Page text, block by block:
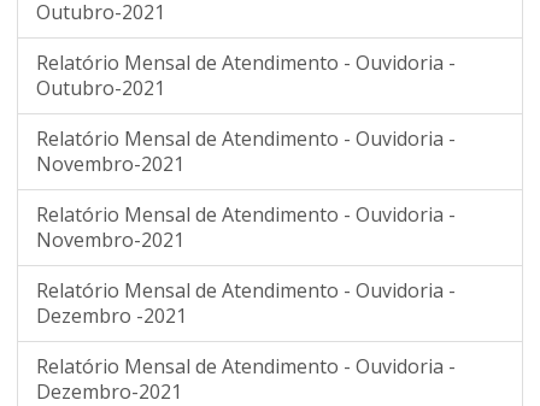
Outubro-2021
Relatório Mensal de Atendimento - Ouvidoria -
Outubro-2021
Relatório Mensal de Atendimento - Ouvidoria -
Novembro-2021
Relatório Mensal de Atendimento - Ouvidoria -
Novembro-2021
Relatório Mensal de Atendimento - Ouvidoria -
Dezembro -2021
Relatório Mensal de Atendimento - Ouvidoria -
Dezembro-2021